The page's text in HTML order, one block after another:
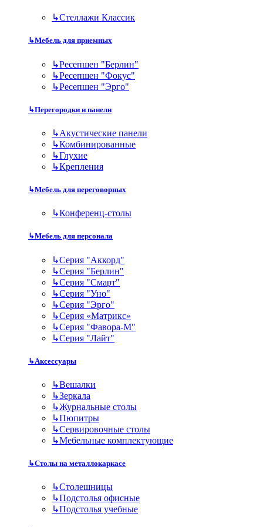
↳Стеллажи Классик
↳Мебель для приемных
↳Ресепшен "Берлин"
↳Ресепшен "Фокус"
↳Ресепшен "Эрго"
↳Перегородки и панели
↳Акустические панели
↳Комбинированные
↳Глухие
↳Крепления
↳Мебель для переговорных
↳Конференц-столы
↳Мебель для персонала
↳Серия "Аккорд"
↳Серия "Берлин"
↳Серия "Смарт"
↳Серия "Уно"
↳Серия "Эрго"
↳Серия «Матрикс»
↳Серия "Фавора-М"
↳Серия "Лайт"
↳Аксессуары
↳Вешалки
↳Зеркала
↳Журнальные столы
↳Пюпитры
↳Сервировочные столы
↳Мебельные комплектующие
↳Столы на металлокаркасе
↳Столешницы
↳Подстолья офисные
↳Подстолья учебные